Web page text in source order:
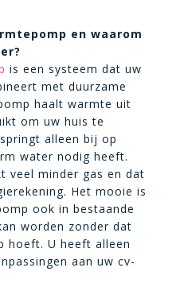
en waarom
is een systeem dat uw
met duurzame
haalt warmte uit
om uw huis te
alleen bij op
water nodig heeft.
veel minder gas en dat
Het mooie is
ook in bestaande
worden zonder dat
hoeft. U heeft alleen
aan uw cv-